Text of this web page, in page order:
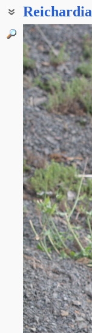
Reichardia
Рейхардия сизая